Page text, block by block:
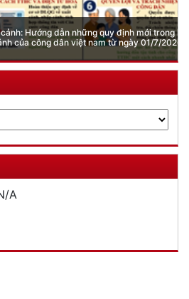
Hướng dẫn những quy định mới trong lĩnh
công dân việt nam từ ngày 01/7/2026
A